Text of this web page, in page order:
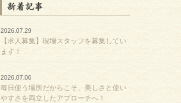
新着記事
2026.07.29
【求人募集】現場スタッフを募集してい
ます！
2026.07.06
毎日使う場所だからこそ、美しさと使い
やすさを両立したアプローチへ！